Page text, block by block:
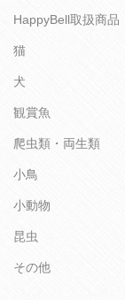
HappyBell取扱商品
猫
犬
観賞魚
爬虫類・両生類
小鳥
小動物
昆虫
その他